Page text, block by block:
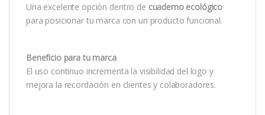
Una excelente opción dentro de cuaderno ecológico
para posicionar tu marca con un producto funcional.
Beneficio para tu marca
El uso continuo incrementa la visibilidad del logo y
mejora la recordación en clientes y colaboradores.